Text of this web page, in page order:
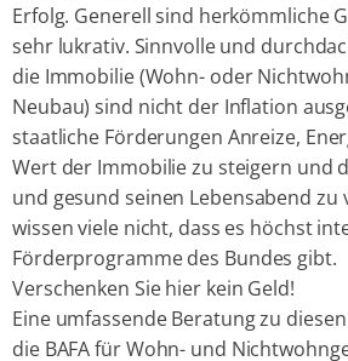
Erfolg. Generell sind herkömmliche
sehr lukrativ. Sinnvolle und
die Immobilie (Wohn- oder
Neubau) sind nicht der Inflation
staatliche Förderungen Anreize,
Wert der Immobilie zu steigern und
und gesund seinen Lebensabend zu
wissen viele nicht, dass es höchst
Förderprogramme des Bundes gibt.
Verschenken Sie hier kein Geld!
Eine umfassende Beratung zu
die BAFA für Wohn- und